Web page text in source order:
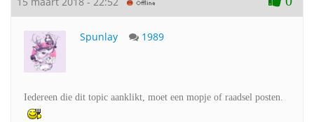
Spunlay 1989
Iedereen die dit topic aanklikt, moet een mopje of raadsel posten.